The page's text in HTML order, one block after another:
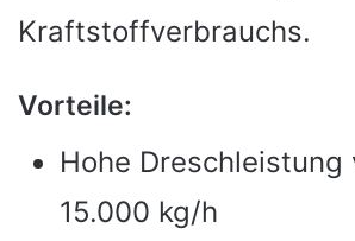
Kraftstoffverbrauchs.
Vorteile:
Hohe Dreschleistung
15.000 kg/h